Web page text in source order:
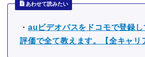
あわせて読みたい
・ auビデオパスをドコモで登録し
評価で全て教えます。【全キャリ